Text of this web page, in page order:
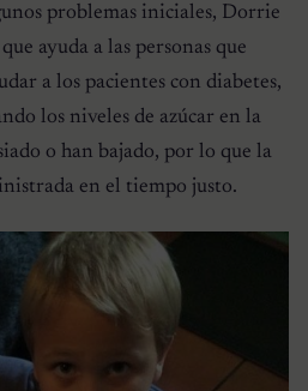
problemas iniciales, Dorrie
ayuda a las personas que
a los pacientes con diabetes,
los niveles de azúcar en la
o han bajado, por lo que la
en el tiempo justo.